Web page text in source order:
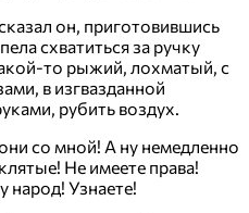
он, приготовившись
схватиться за ручку
то рыжий, лохматый, с
в изгвазданной
рубить воздух.
со мной! А ну немедленно
Не имеете права!
народ! Узнаете!